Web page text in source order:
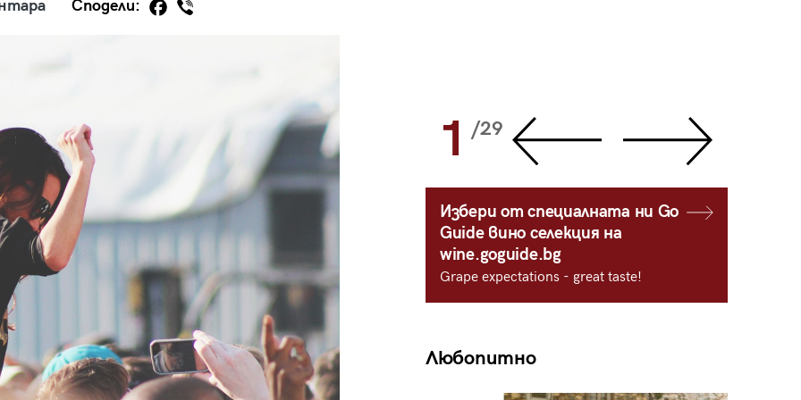
Сподели:
29 1 /29
Избери от специалната ни Go
Guide вино селекция на
wine.goguide.bg
Grape expectations - great taste!
Любопитно